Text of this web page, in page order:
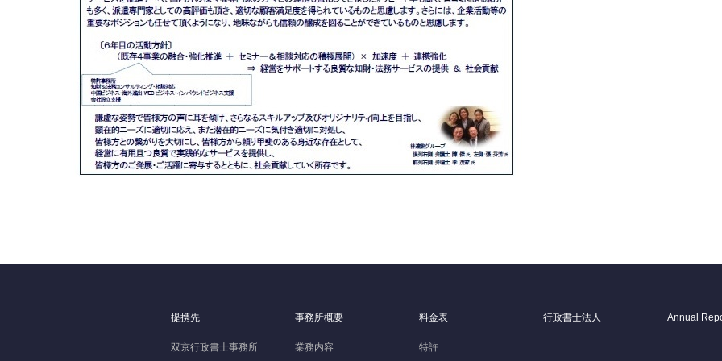
提携先
双京行政書士事務所
事務所概要
業務内容
料金表
特許
行政書士法人 Annual